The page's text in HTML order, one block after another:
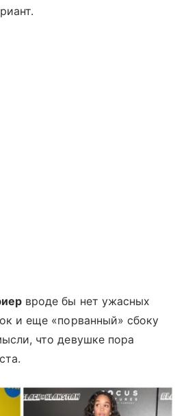
вроде бы нет ужасных
и еще «порванный» сбоку
что девушке пора